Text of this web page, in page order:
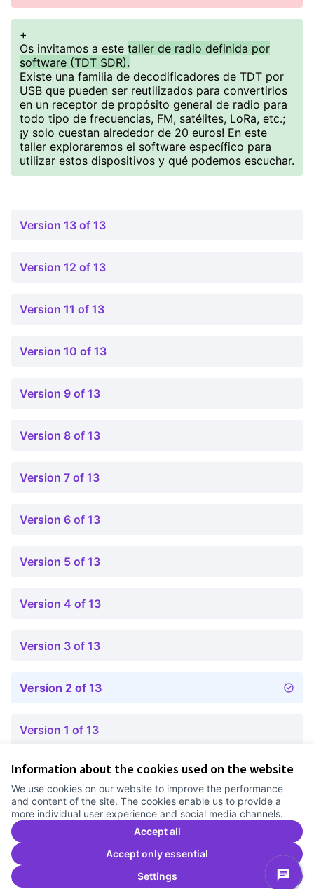
Information about the cookies used on the website
We use cookies on our website to improve the performance
and content of the site. The cookies enable us to provide a
more individual user experience and social media channels.
Accept all
Accept only essential
Settings
+
Os invitamos a este taller de radio definida por
software (TDT SDR).
Existe una familia de decodificadores de TDT por
USB que pueden ser reutilizados para convertirlos
en un receptor de propósito general de radio para
todo tipo de frecuencias, FM, satélites, LoRa, etc.;
¡y solo cuestan alrededor de 20 euros! En este
taller exploraremos el software específico para
utilizar estos dispositivos y qué podemos escuchar.
Version 13 of 13
Version 12 of 13
Version 11 of 13
Version 10 of 13
Version 9 of 13
Version 8 of 13
Version 7 of 13
Version 6 of 13
Version 5 of 13
Version 4 of 13
Version 3 of 13
Version 2 of 13
Version 1 of 13
Cookie settings
Comunitat Canòdrom at Facebook
(External link)
Comunitat Canòdrom at Instagram
(External link)
Comunitat Canòdrom at YouTube
(External link)
English
Triar la llenguaElegir el idiomaChoose language
(External link)
Website made with